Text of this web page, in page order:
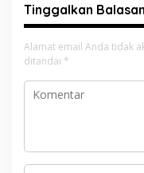
Tinggalkan Balasan
Alamat email Anda tidak
ditandai *